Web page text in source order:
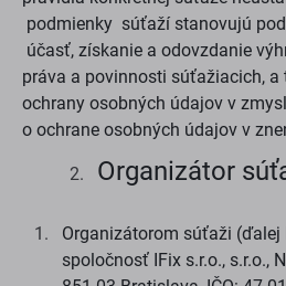
podmienky súťaží stanovujú
účasť, získanie a odovzdanie
práva a povinnosti súťažiacich, a
ochrany osobných údajov v
o ochrane osobných údajov v
Organizátor
Organizátorom súťaži (ďalej
spoločnosť IFix s.r.o., s.r.o.,